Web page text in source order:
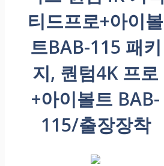
티드프로+아이볼
트BAB-115 패키
지, 퀀텀4K 프로
+아이볼트 BAB-
115/출장장착